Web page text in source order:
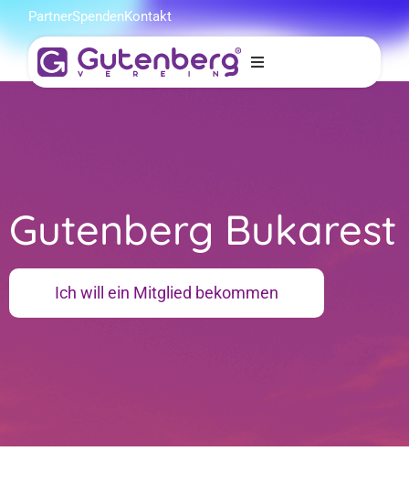
PartnerSpendenKontakt
Gutenberg Bukarest
Ich will ein Mitglied bekommen